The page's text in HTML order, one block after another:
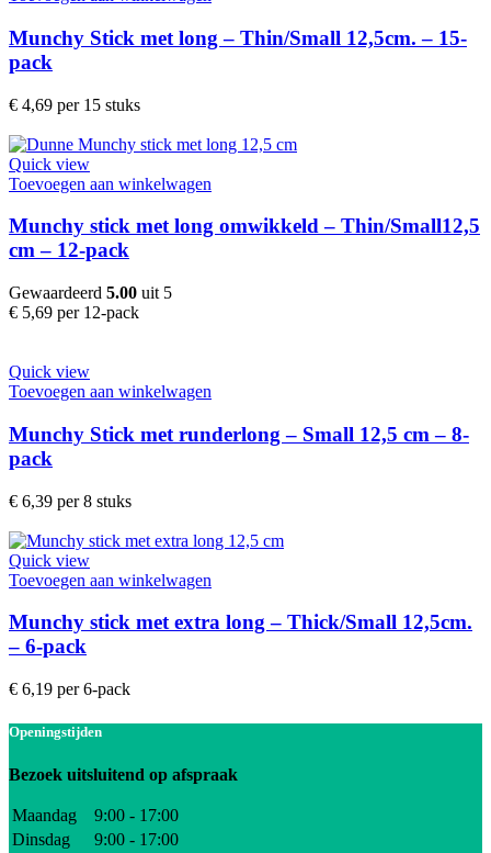
Munchy Stick met long – Thin/Small 12,5cm. – 15-
pack
€ 4,69 per 15 stuks
Quick view
Toevoegen aan winkelwagen
Munchy stick met long omwikkeld – Thin/Small12,5
cm – 12-pack
Gewaardeerd 5.00 uit 5
€ 5,69 per 12-pack
Quick view
Toevoegen aan winkelwagen
Munchy Stick met runderlong – Small 12,5 cm – 8-
pack
€ 6,39 per 8 stuks
Quick view
Toevoegen aan winkelwagen
Munchy stick met extra long – Thick/Small 12,5cm.
– 6-pack
€ 6,19 per 6-pack
Openingstijden
Bezoek uitsluitend op afspraak
Maandag
9:00 - 17:00
Dinsdag
9:00 - 17:00